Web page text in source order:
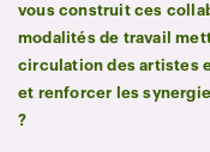
vous construit ces
modalités de travail
circulation des artistes
et renforcer les
?